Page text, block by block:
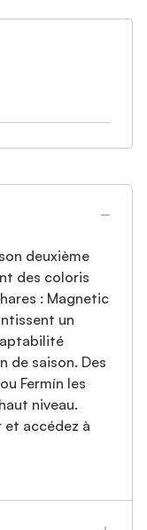
deuxième
des coloris
: Magnetic
un
de saison. Des
Fermín les
niveau.
et accédez à